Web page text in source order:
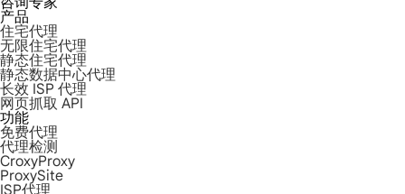
产品
住宅代理
无限住宅代理
静态住宅代理
静态数据中心代理
长效 ISP 代理
网页抓取 API
功能
免费代理
代理检测
CroxyProxy
ProxySite
ISP代理